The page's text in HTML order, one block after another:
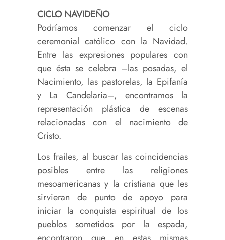
CICLO NAVIDEÑO
Podríamos comenzar el ciclo
ceremonial católico con la Navidad.
Entre las expresiones populares con
que ésta se celebra –las posadas, el
Nacimiento, las pastorelas, la Epifanía
y La Candelaria–, encontramos la
representación plástica de escenas
relacionadas con el nacimiento de
Cristo.
Los frailes, al buscar las coincidencias
posibles entre las religiones
mesoamericanas y la cristiana que les
sirvieran de punto de apoyo para
iniciar la conquista espiritual de los
pueblos sometidos por la espada,